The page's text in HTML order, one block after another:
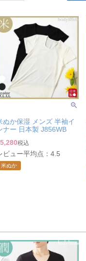
ぬか保湿 メンズ 半袖イ
ナー 日本製 J856WB
5,280税込
ビュー平均点：4.5
米ぬか